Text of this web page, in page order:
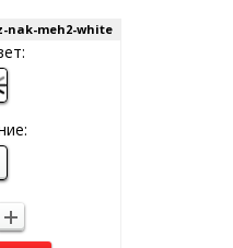
nak-meh2-white